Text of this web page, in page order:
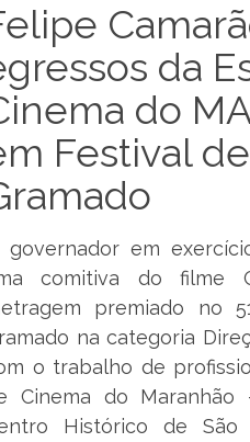
da
do
Festival
governador em
comitiva do filme
premiado no
na categoria
o trabalho de
Cinema do
Histórico de